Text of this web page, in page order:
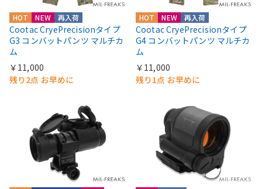
HOT NEW 再入荷
Cootac CryePrecisionタイプ
G3 コンバットパンツ マルチカ
ム
￥11,000
残り2点 お早めに
HOT NEW 再入荷
Cootac CryePrecisionタイプ
G4 コンバットパンツ マルチカ
ム
￥11,000
残り1点 お早めに